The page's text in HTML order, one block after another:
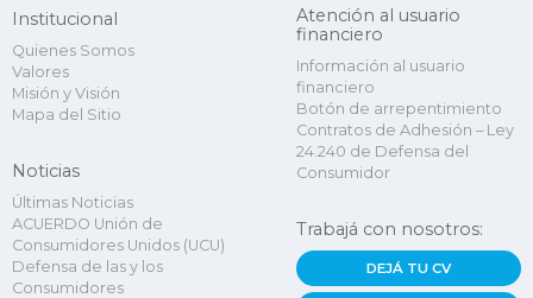
Institucional
Quienes Somos
Valores
Misión y Visión
Mapa del Sitio
Noticias
Últimas Noticias
ACUERDO Unión de
Consumidores Unidos (UCU)
Defensa de las y los
Consumidores
Atención al usuario
financiero
Información al usuario
financiero
Botón de arrepentimiento
Contratos de Adhesión – Ley
24.240 de Defensa del
Consumidor
Trabajá con nosotros:
DEJÁ TU CV